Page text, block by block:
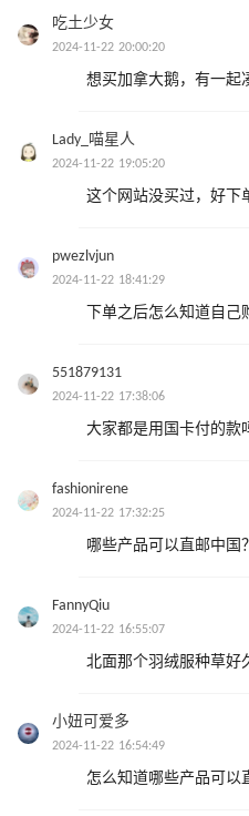
吃土少女
2024-11-22 20:00:20
想买加拿大鹅，有一起
Lady_喵星人
2024-11-22 19:05:20
这个网站没买过，好下
pwezlvjun
2024-11-22 18:41:29
下单之后怎么知道自己
551879131
2024-11-22 17:38:06
大家都是用国卡付的款
fashionirene
2024-11-22 17:32:25
哪些产品可以直邮中国？
FannyQiu
2024-11-22 16:55:07
北面那个羽绒服种草好
小妞可爱多
2024-11-22 16:54:49
怎么知道哪些产品可以